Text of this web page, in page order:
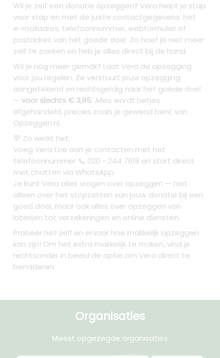
Wil je zelf een donatie opzeggen? Vera helpt je stap
voor stap en met de juiste contactgegevens: het
e-mailadres, telefoonnummer, webformulier of
postadres van het goede doel. Zo hoef je niet meer
zelf te zoeken en heb je alles direct bij de hand.
Wil je nog meer gemak? Laat Vera de opzegging
voor jou regelen. Ze verstuurt jouw opzegging
aangetekend en rechtsgeldig naar het goede doel
— voor slechts € 3,95. Alles wordt netjes
afgehandeld, precies zoals je gewend bent van
Opzeggen.nl.
💬 Zo werkt het:
Voeg Vera toe aan je contacten met het
telefoonnummer 📞 020 - 244 7618 en start direct
met chatten via WhatsApp.
Je kunt Vera alles vragen over opzeggen — niet
alleen over het stopzetten van jouw donatie bij een
goed doel, maar ook alles over opzeggen van
loterijen tot verzekeringen en online diensten.
Probeer het zelf en ervaar hoe makkelijk opzeggen
kan zijn! Om het extra makkelijk te maken, vind je
rechtsonder in beeld de optie om Vera direct te
benaderen.
Organisaties
Meest opgezegde organisaties